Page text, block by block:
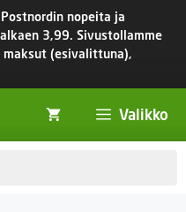
nopeita ja
alkaen 3,99. Sivustollamme
maksut (esivalittuna),
Valikko